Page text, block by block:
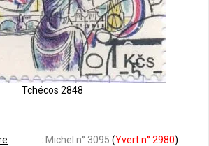
Tchécos 2848
: Michel n° 3095 (Yvert n° 2980)